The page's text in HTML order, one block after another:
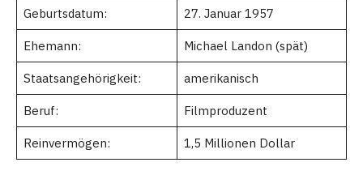
Geburtsdatum: 27. Januar 1957
Ehemann: Michael Landon (spät)
Staatsangehörigkeit: amerikanisch
Beruf: Filmproduzent
Reinvermögen: 1,5 Millionen Dollar